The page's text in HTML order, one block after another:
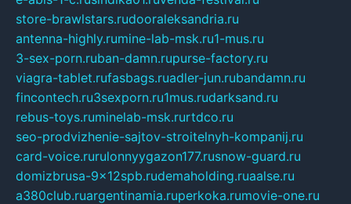
store-brawlstars.rudooraleksandria.ru
antenna-highly.rumine-lab-msk.ru1-mus.ru
3-sex-porn.ruban-damn.rupurse-factory.ru
viagra-tablet.rufasbags.ruadler-jun.rubandamn.ru
fincontech.ru3sexporn.ru1mus.rudarksand.ru
rebus-toys.ruminelab-msk.rurtdco.ru
seo-prodvizhenie-sajtov-stroitelnyh-kompanij.ru
card-voice.rurulonnyygazon177.rusnow-guard.ru
domizbrusa-9x12spb.rudemaholding.ruaalse.ru
a380club.ruargentinamia.ruperkoka.rumovie-one.ru